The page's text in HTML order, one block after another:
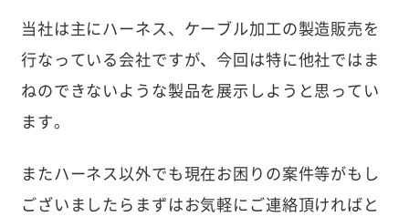
当社は主にハーネス、ケーブル加工の製造販売を
行なっている会社ですが、今回は特に他社ではま
ねのできないような製品を展示しようと思ってい
ます。
またハーネス以外でも現在お困りの案件等がもし
ございましたらまずはお気軽にご連絡頂ければと